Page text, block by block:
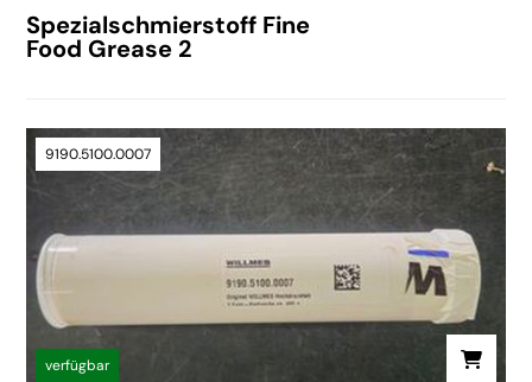
Spezialschmierstoff Fine
Food Grease 2
9190.5100.0007
verfügbar